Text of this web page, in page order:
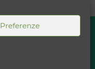
Preferenze